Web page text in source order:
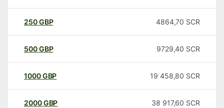
250GBP 4864,70 SCR
500GBP 9729,40 SCR
1000GBP 19 458,80 SCR
2000GBP 38 917,60 SCR